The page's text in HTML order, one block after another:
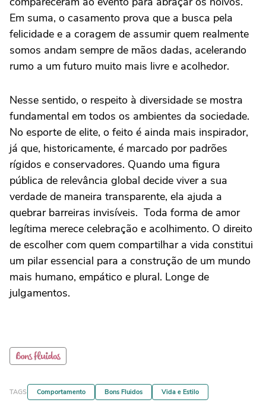
Em suma, o casamento prova que a busca pela
felicidade e a coragem de assumir quem realmente
somos andam sempre de mãos dadas, acelerando
rumo a um futuro muito mais livre e acolhedor.
Nesse sentido, o respeito à diversidade se mostra
fundamental em todos os ambientes da sociedade.
No esporte de elite, o feito é ainda mais inspirador,
já que, historicamente, é marcado por padrões
rígidos e conservadores. Quando uma figura
pública de relevância global decide viver a sua
verdade de maneira transparente, ela ajuda a
quebrar barreiras invisíveis. Toda forma de amor
legítima merece celebração e acolhimento. O direito
de escolher com quem compartilhar a vida constitui
um pilar essencial para a construção de um mundo
mais humano, empático e plural. Longe de
julgamentos.
TAGS Comportamento Bons Fluidos Vida e Estilo